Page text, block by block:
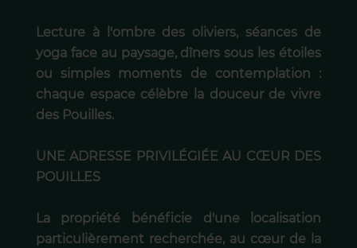
Lecture à l'ombre des oliviers, séances de
yoga face au paysage, dîners sous les étoiles
ou simples moments de contemplation :
chaque espace célèbre la douceur de vivre
des Pouilles.
UNE ADRESSE PRIVILÉGIÉE AU CŒUR DES
POUILLES
La propriété bénéficie d'une localisation
particulièrement recherchée, au cœur de la